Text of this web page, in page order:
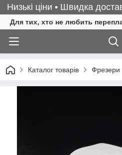
Низькі ціни • Швидка
Для тих, хто не любить
Каталог товарів Фрезери